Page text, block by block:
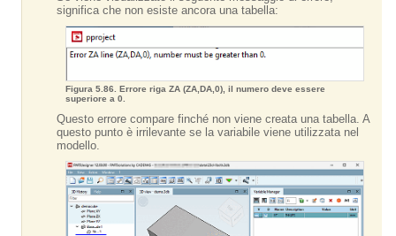
significa che non esiste ancora una tabella:
Figura 5.86. Errore riga ZA (ZA,DA,0), il numero deve essere
superiore a 0.
Questo errore compare finché non viene creata una tabella. A
questo punto è irrilevante se la variabile viene utilizzata nel
modello.